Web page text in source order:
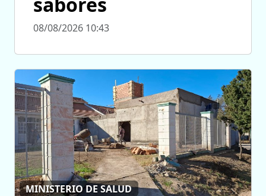
08/08/2026 10:43
MINISTERIO DE SALUD